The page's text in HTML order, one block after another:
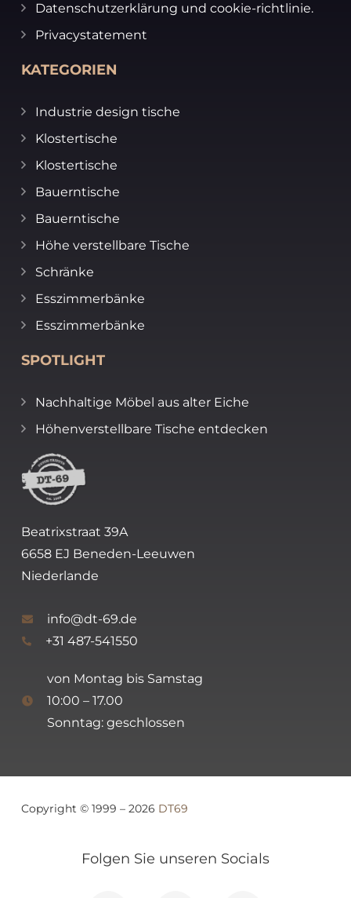
Datenschutzerklärung und cookie-richtlinie.
Privacystatement
KATEGORIEN
Industrie design tische
Klostertische
Klostertische
Bauerntische
Bauerntische
Höhe verstellbare Tische
Schränke
Esszimmerbänke
Esszimmerbänke
SPOTLIGHT
Nachhaltige Möbel aus alter Eiche
Höhenverstellbare Tische entdecken
Beatrixstraat 39A
6658 EJ Beneden-Leeuwen
Niederlande
info@dt-69.de
+31 487-541550
von Montag bis Samstag
10:00 – 17.00
Sonntag: geschlossen
Copyright © 1999 – 2026 DT69
Folgen Sie unseren Socials